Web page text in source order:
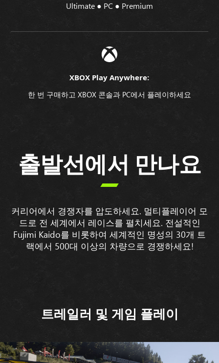
Ultimate ● PC ● Premium
XBOX Play Anywhere:
한 번 구매하고 XBOX 콘솔과 PC에서 플레이하세요
출발선에서 만나요

커리어에서 경쟁자를 압도하세요. 멀티플레이어 모
드로 전 세계에서 레이스를 펼치세요. 전설적인
Fujimi Kaido를 비롯하여 세계적인 명성의 30개 트
랙에서 500대 이상의 차량으로 경쟁하세요!
트레일러 및 게임 플레이